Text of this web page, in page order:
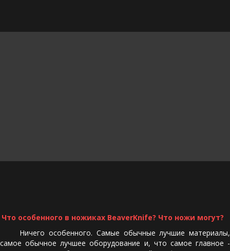
Что особенного в ножиках BeaverKnife? Что ножи могут?
Ничего особенного. Самые обычные лучшие материалы,
самое обычное лучшее оборудование и, что самое главное -